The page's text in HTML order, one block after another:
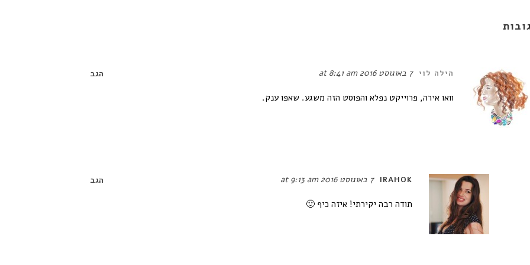
הילה לוי 7 באוגוסט 2016 at 8:41 am הגב
וואו אירה, פרוייקט נפלא והפוסט הזה משגע. שאפו ענק.
IRAHOK 7 באוגוסט 2016 at 9:13 am הגב
תודה רבה יקירתי! איזה כיף 🙂